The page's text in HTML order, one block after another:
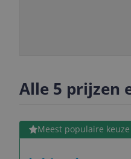
Alle 5 prijzen
Meest populaire
Bekijk product